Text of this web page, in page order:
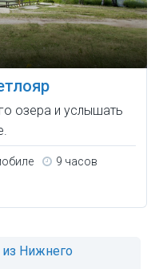
озера и услышать
9 часов
из Нижнего